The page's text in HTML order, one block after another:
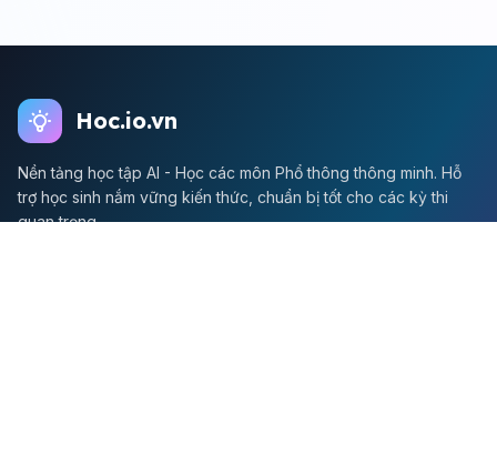
Hoc.io.vn
Nền tảng học tập AI - Học các môn Phổ thông thông minh. Hỗ
trợ học sinh nắm vững kiến thức, chuẩn bị tốt cho các kỳ thi
quan trọng.